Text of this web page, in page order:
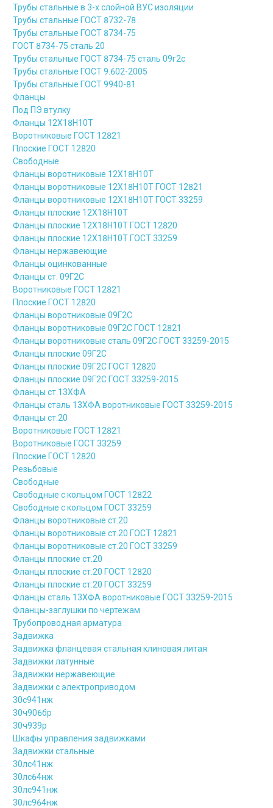
Трубы стальные в 3-х слойной ВУС изоляции
Трубы стальные ГОСТ 8732-78
Трубы стальные ГОСТ 8734-75
ГОСТ 8734-75 сталь 20
Трубы стальные ГОСТ 8734-75 сталь 09г2с
Трубы стальные ГОСТ 9.602-2005
Трубы стальные ГОСТ 9940-81
Фланцы
Под ПЭ втулку
Фланцы 12Х18Н10Т
Воротниковые ГОСТ 12821
Плоские ГОСТ 12820
Свободные
Фланцы воротниковые 12Х18Н10Т
Фланцы воротниковые 12Х18Н10Т ГОСТ 12821
Фланцы воротниковые 12Х18Н10Т ГОСТ 33259
Фланцы плоские 12Х18Н10Т
Фланцы плоские 12Х18Н10Т ГОСТ 12820
Фланцы плоские 12Х18Н10Т ГОСТ 33259
Фланцы нержавеющие
Фланцы оцинкованные
Фланцы ст. 09Г2С
Воротниковые ГОСТ 12821
Плоские ГОСТ 12820
Фланцы воротниковые 09Г2С
Фланцы воротниковые 09Г2С ГОСТ 12821
Фланцы воротниковые сталь 09Г2С ГОСТ 33259-2015
Фланцы плоские 09Г2С
Фланцы плоские 09Г2С ГОСТ 12820
Фланцы плоские 09Г2С ГОСТ 33259-2015
Фланцы ст.13ХФА
Фланцы сталь 13ХФА воротниковые ГОСТ 33259-2015
Фланцы ст.20
Воротниковые ГОСТ 12821
Воротниковые ГОСТ 33259
Плоские ГОСТ 12820
Резьбовые
Свободные
Свободные с кольцом ГОСТ 12822
Свободные с кольцом ГОСТ 33259
Фланцы воротниковые ст.20
Фланцы воротниковые ст.20 ГОСТ 12821
Фланцы воротниковые ст.20 ГОСТ 33259
Фланцы плоские ст.20
Фланцы плоские ст.20 ГОСТ 12820
Фланцы плоские ст.20 ГОСТ 33259
Фланцы сталь 13ХФА воротниковые ГОСТ 33259-2015
Фланцы-заглушки по чертежам
Трубопроводная арматура
Задвижка
Задвижка фланцевая стальная клиновая литая
Задвижки латунные
Задвижки нержавеющие
Задвижки с электроприводом
30с941нж
30ч906бр
30ч939р
Шкафы управления задвижками
Задвижки стальные
30лс41нж
30лс64нж
30лс941нж
30лс964нж